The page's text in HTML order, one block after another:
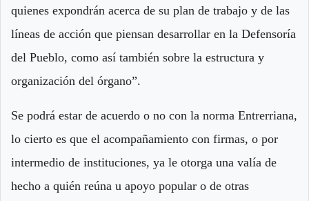
quienes expondrán acerca de su plan de trabajo y de las
líneas de acción que piensan desarrollar en la Defensoría
del Pueblo, como así también sobre la estructura y
organización del órgano”.
Se podrá estar de acuerdo o no con la norma Entrerriana,
lo cierto es que el acompañamiento con firmas, o por
intermedio de instituciones, ya le otorga una valía de
hecho a quién reúna u apoyo popular o de otras